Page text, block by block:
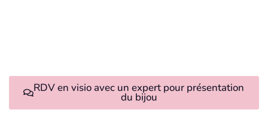
RDV en visio avec un expert pour présentation
du bijou